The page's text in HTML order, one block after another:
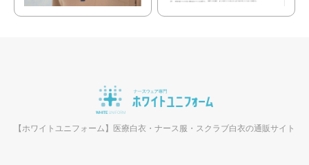
【ホワイトユニフォーム】医療白衣・ナース服・スクラブ白衣の通販サイト